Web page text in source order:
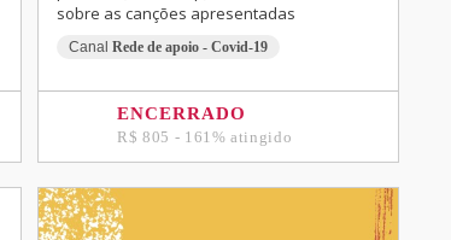
sobre as canções apresentadas
Canal Rede de apoio - Covid-19
ENCERRADO
R$ 805 - 161% atingido